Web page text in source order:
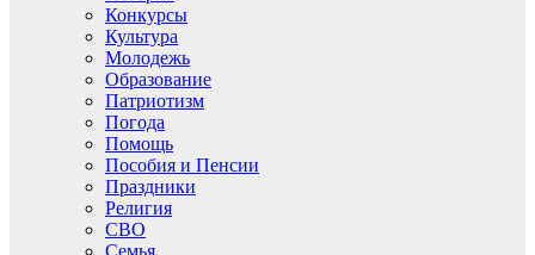
Конкурсы
Культура
Молодежь
Образование
Патриотизм
Погода
Помощь
Пособия и Пенсии
Праздники
Религия
СВО
Семья